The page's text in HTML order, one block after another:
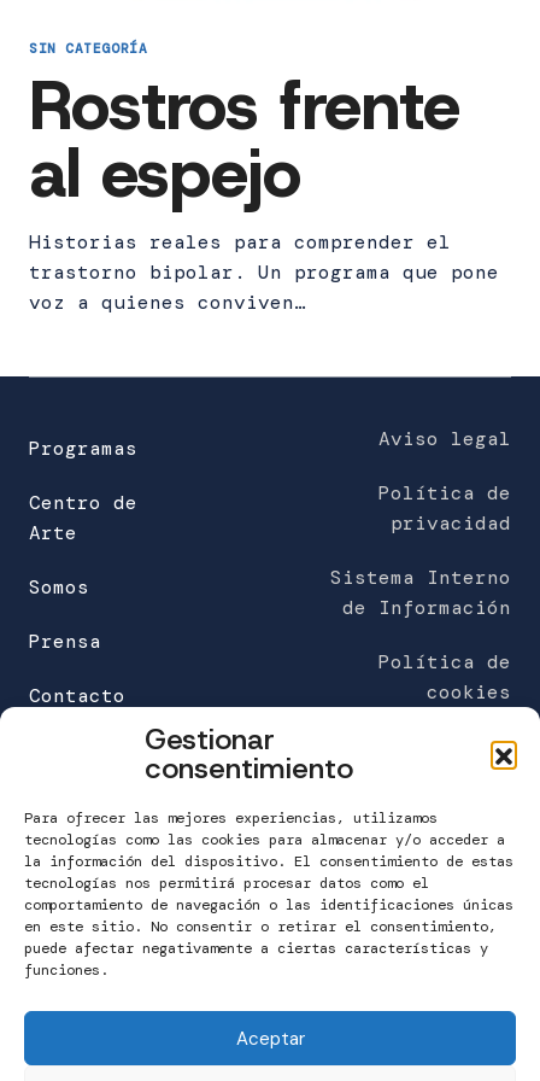
Gestionar
consentimiento
Para ofrecer las mejores experiencias, utilizamos
tecnologías como las cookies para almacenar y/o acceder a
la información del dispositivo. El consentimiento de estas
tecnologías nos permitirá procesar datos como el
comportamiento de navegación o las identificaciones únicas
en este sitio. No consentir o retirar el consentimiento,
puede afectar negativamente a ciertas características y
funciones.
Aceptar
SIN CATEGORÍA
Rostros frente
al espejo
Historias reales para comprender el
trastorno bipolar. Un programa que pone
voz a quienes conviven…
Programas
Centro de
Arte
Somos
Prensa
Contacto
Aviso legal
Política de
privacidad
Sistema Interno
de Información
Política de
cookies
FUNDACIÓN MARÍA JOSÉ JOVE (sede)
C/Galileo Galilei 6
Edificio Work Center
A Grela. 15008 A Coruña
T. 981 160 265
info@fundacionmariajosejove.org
Contactar